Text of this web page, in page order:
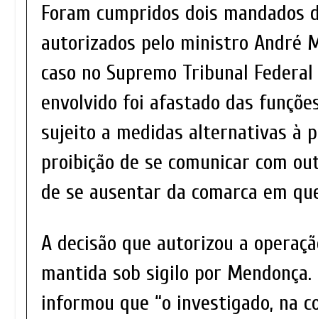
Foram cumpridos dois mandados
autorizados pelo ministro André
caso no Supremo Tribunal Federal
envolvido foi afastado das
sujeito a medidas alternativas à
proibição de se comunicar com
de se ausentar da comarca em
A decisão que autorizou a
mantida sob sigilo por Mendonça.
informou que “o investigado, na